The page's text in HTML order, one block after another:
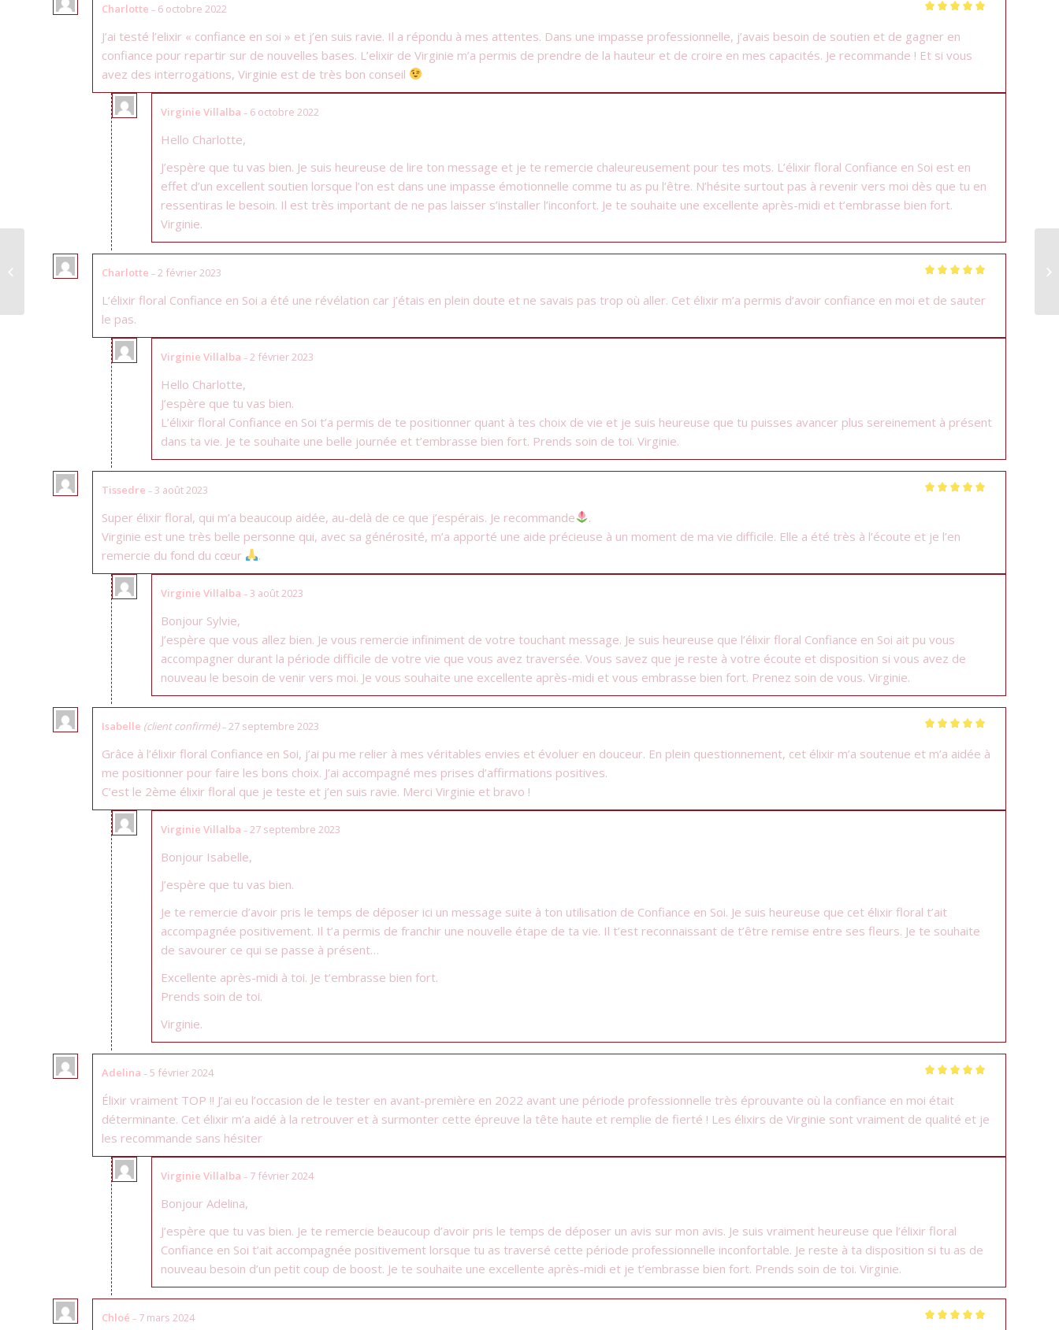
Charlotte – 6 octobre 2022
J’ai testé l’elixir « confiance en soi » et j’en suis ravie. Il a répondu à mes attentes. Dans une impasse professionnelle, j’avais besoin de soutien et de gagner en
confiance pour repartir sur de nouvelles bases. L’elixir de Virginie m’a permis de prendre de la hauteur et de croire en mes capacités. Je recommande ! Et si vous
avez des interrogations, Virginie est de très bon conseil
Virginie Villalba – 6 octobre 2022
Hello Charlotte,
J’espère que tu vas bien. Je suis heureuse de lire ton message et je te remercie chaleureusement pour tes mots. L’élixir floral Confiance en Soi est en
effet d’un excellent soutien lorsque l’on est dans une impasse émotionnelle comme tu as pu l’être. N’hésite surtout pas à revenir vers moi dès que tu en
ressentiras le besoin. Il est très important de ne pas laisser s’installer l’inconfort. Je te souhaite une excellente après-midi et t’embrasse bien fort.
Virginie.
Charlotte – 2 février 2023
L’élixir floral Confiance en Soi a été une révélation car j’étais en plein doute et ne savais pas trop où aller. Cet élixir m’a permis d’avoir confiance en moi et de sauter
le pas.
Virginie Villalba – 2 février 2023
Hello Charlotte,
J’espère que tu vas bien.
L’élixir floral Confiance en Soi t’a permis de te positionner quant à tes choix de vie et je suis heureuse que tu puisses avancer plus sereinement à présent
dans ta vie. Je te souhaite une belle journée et t’embrasse bien fort. Prends soin de toi. Virginie.
Tissedre – 3 août 2023
Super élixir floral, qui m’a beaucoup aidée, au-delà de ce que j’espérais. Je recommande
.
Virginie est une très belle personne qui, avec sa générosité, m’a apporté une aide précieuse à un moment de ma vie difficile. Elle a été très à l’écoute et je l’en
remercie du fond du cœur
.
Virginie Villalba – 3 août 2023
Bonjour Sylvie,
J’espère que vous allez bien. Je vous remercie infiniment de votre touchant message. Je suis heureuse que l’élixir floral Confiance en Soi ait pu vous
accompagner durant la période difficile de votre vie que vous avez traversée. Vous savez que je reste à votre écoute et disposition si vous avez de
nouveau le besoin de venir vers moi. Je vous souhaite une excellente après-midi et vous embrasse bien fort. Prenez soin de vous. Virginie.
Isabelle (client confirmé) – 27 septembre 2023
Grâce à l’élixir floral Confiance en Soi, j’ai pu me relier à mes véritables envies et évoluer en douceur. En plein questionnement, cet élixir m’a soutenue et m’a aidée à
me positionner pour faire les bons choix. J’ai accompagné mes prises d’affirmations positives.
C’est le 2ème élixir floral que je teste et j’en suis ravie. Merci Virginie et bravo !
Virginie Villalba – 27 septembre 2023
Bonjour Isabelle,
J’espère que tu vas bien.
Je te remercie d’avoir pris le temps de déposer ici un message suite à ton utilisation de Confiance en Soi. Je suis heureuse que cet élixir floral t’ait
accompagnée positivement. Il t’a permis de franchir une nouvelle étape de ta vie. Il t’est reconnaissant de t’être remise entre ses fleurs. Je te souhaite
de savourer ce qui se passe à présent…
Excellente après-midi à toi. Je t’embrasse bien fort.
Prends soin de toi.
Virginie.
Adelina – 5 février 2024
Élixir vraiment TOP !! J’ai eu l’occasion de le tester en avant-première en 2022 avant une période professionnelle très éprouvante où la confiance en moi était
déterminante. Cet élixir m’a aidé à la retrouver et à surmonter cette épreuve la tête haute et remplie de fierté ! Les élixirs de Virginie sont vraiment de qualité et je
les recommande sans hésiter
Virginie Villalba – 7 février 2024
Bonjour Adelina,
J’espère que tu vas bien. Je te remercie beaucoup d’avoir pris le temps de déposer un avis sur mon avis. Je suis vraiment heureuse que l’élixir floral
Confiance en Soi t’ait accompagnée positivement lorsque tu as traversé cette période professionnelle inconfortable. Je reste à ta disposition si tu as de
nouveau besoin d’un petit coup de boost. Je te souhaite une excellente après-midi et je t’embrasse bien fort. Prends soin de toi. Virginie.
Chloé – 7 mars 2024
Amour de soi